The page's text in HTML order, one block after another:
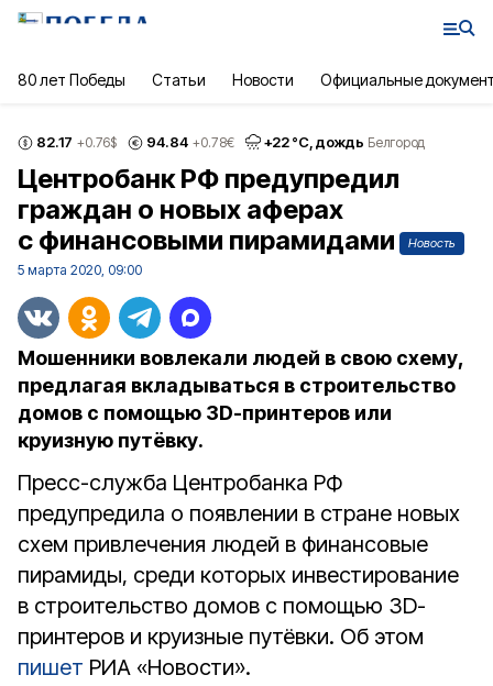
80 лет Победы Статьи Новости Официальные
82.17 +0.76$ 94.84 +0.78€ +22°С, дождь Белгород
Центробанк РФ предупредил
граждан о новых аферах
с финансовыми пирамидами
Новость
5 марта 2020, 09:00
Мошенники вовлекали людей в свою схему,
предлагая вкладываться в строительство
домов с помощью 3D-принтеров или
круизную путёвку.
Пресс-служба Центробанка РФ
предупредила о появлении в стране новых
схем привлечения людей в финансовые
пирамиды, среди которых инвестирование
в строительство домов с помощью 3D-
принтеров и круизные путёвки. Об этом
пишет РИА «Новости».